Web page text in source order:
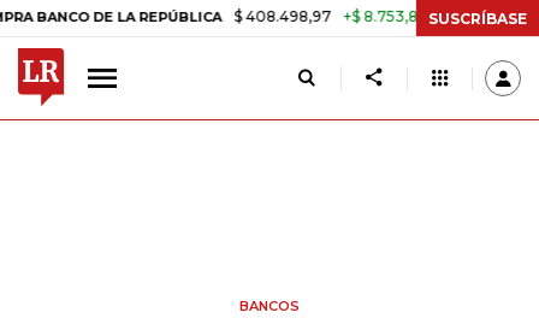
DE LA REPÚBLICA $ 408.498,97 +$ 8.753,81 +2,19% TASA DE
SUSCRÍBASE
BANCOS